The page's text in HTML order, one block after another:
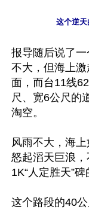
这个逆天
报导随后说了
不大，但海上
面，而台11线
尺、宽6公尺的
淘空。
风雨不大，海
怒起滔天巨浪
1K“人定胜天”
这个路段的40